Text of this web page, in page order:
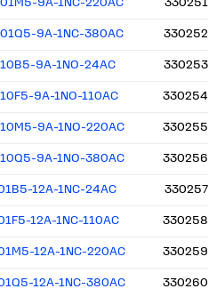
9A-1NC-220AC 330251
9A-1NC-380AC 330252
9A-1NO-24AC 330253
9A-1NO-110AC 330254
9A-1NO-220AC 330255
9A-1NO-380AC 330256
12A-1NC-24AC 330257
12A-1NC-110AC 330258
12A-1NC-220AC 330259
12A-1NC-380AC 330260